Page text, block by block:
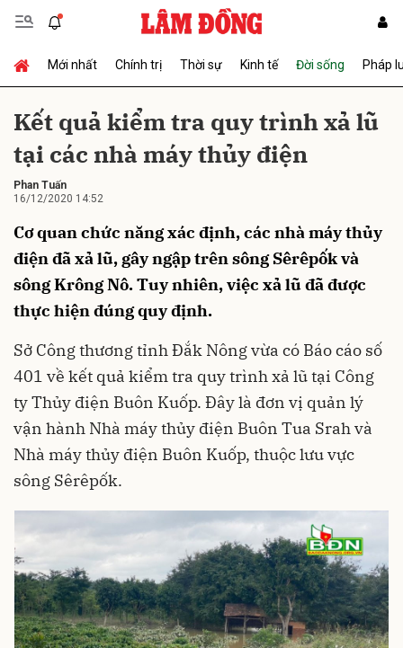
Mới nhất Chính trị Thời sự Kinh tế Đời sống Pháp
Kết quả kiểm tra quy trình xả lũ
tại các nhà máy thủy điện
Phan Tuấn
16/12/2020 14:52
Cơ quan chức năng xác định, các nhà máy thủy
điện đã xả lũ, gây ngập trên sông Sêrêpốk và
sông Krông Nô. Tuy nhiên, việc xả lũ đã được
thực hiện đúng quy định.
Sở Công thương tỉnh Đắk Nông vừa có Báo cáo số
401 về kết quả kiểm tra quy trình xả lũ tại Công
ty Thủy điện Buôn Kuốp. Đây là đơn vị quản lý
vận hành Nhà máy thủy điện Buôn Tua Srah và
Nhà máy thủy điện Buôn Kuốp, thuộc lưu vực
sông Sêrêpốk.
Gửi bình luận
Hủy